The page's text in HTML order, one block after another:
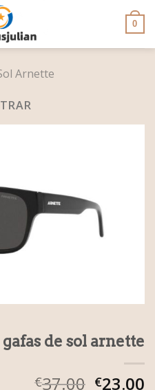
0
Arnette
gafas de sol arnette
€37.00 €23.00